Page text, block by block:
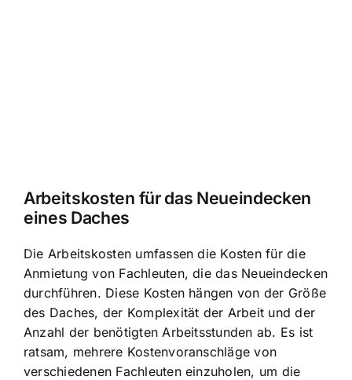
Arbeitskosten für das Neueindecken
eines Daches
Die Arbeitskosten umfassen die Kosten für die
Anmietung von Fachleuten, die das Neueindecken
durchführen. Diese Kosten hängen von der Größe
des Daches, der Komplexität der Arbeit und der
Anzahl der benötigten Arbeitsstunden ab. Es ist
ratsam, mehrere Kostenvoranschläge von
verschiedenen Fachleuten einzuholen, um die